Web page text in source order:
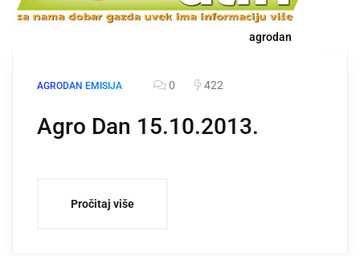
agrodan
AGRODAN EMISIJA 0 422
Agro Dan 15.10.2013.
Pročitaj više